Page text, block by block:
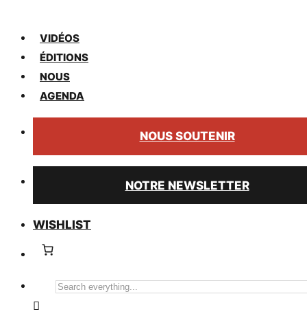
VIDÉOS
ÉDITIONS
NOUS
AGENDA
NOUS SOUTENIR
NOTRE NEWSLETTER
WISHLIST
Search